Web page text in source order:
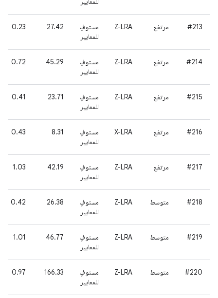
#213 مرتفع Z-LRA
مستوفٍ
للمعايير
27.42
0.23
#214 مرتفع Z-LRA
مستوفٍ
للمعايير
45.29
0.72
#215 مرتفع Z-LRA
مستوفٍ
للمعايير
23.71
0.41
#216 مرتفع X-LRA
مستوفٍ
للمعايير
8.31
0.43
#217 مرتفع Z-LRA
مستوفٍ
للمعايير
42.19
1.03
#218 متوسط Z-LRA
مستوفٍ
للمعايير
26.38
0.42
#219 متوسط Z-LRA
مستوفٍ
للمعايير
46.77
1.01
#220 متوسط Z-LRA
مستوفٍ
للمعايير
166.33
0.97